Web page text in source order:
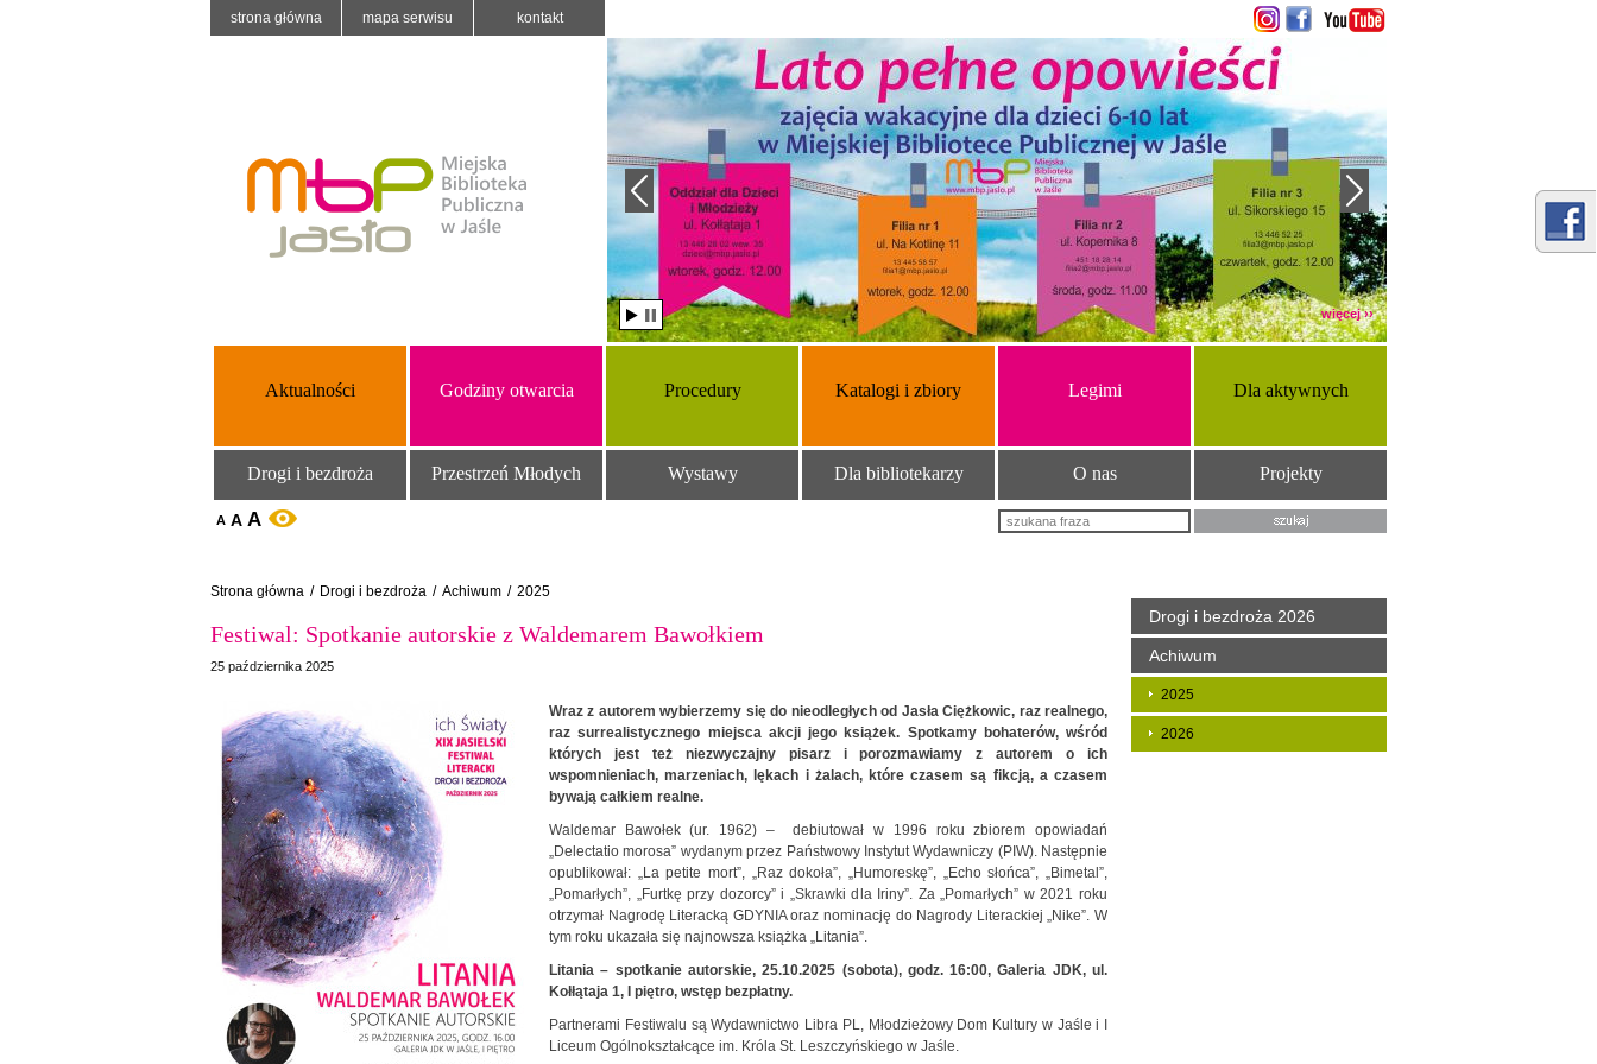
strona główna mapa serwisu kontakt
więcej ››
Aktualności Godziny otwarcia Procedury Katalogi i zbiory Legimi Dla aktywnych
Drogi i bezdroża Przestrzeń Młodych Wystawy Dla bibliotekarzy O nas Projekty
A A A WERSJA KONTRASTOWA
Strona główna / Drogi i bezdroża / Achiwum / 2025
Festiwal: Spotkanie autorskie z Waldemarem Bawołkiem
25 października 2025
Wraz z autorem wybierzemy się do nieodległych od Jasła Ciężkowic, raz realnego,
raz surrealistycznego miejsca akcji jego książek. Spotkamy bohaterów, wśród
których jest też niezwyczajny pisarz i porozmawiamy z autorem o ich
wspomnieniach, marzeniach, lękach i żalach, które czasem są fikcją, a czasem
bywają całkiem realne.
Waldemar Bawołek (ur. 1962) – debiutował w 1996 roku zbiorem opowiadań
„Delectatio morosa” wydanym przez Państwowy Instytut Wydawniczy (PIW). Następnie
opublikował: „La petite mort”, „Raz dokoła”, „Humoreskę”, „Echo słońca”, „Bimetal”,
„Pomarłych”, „Furtkę przy dozorcy” i „Skrawki dla Iriny”. Za „Pomarłych” w 2021 roku
otrzymał Nagrodę Literacką GDYNIA oraz nominację do Nagrody Literackiej „Nike”. W
tym roku ukazała się najnowsza książka „Litania”.
Litania – spotkanie autorskie, 25.10.2025 (sobota), godz. 16:00, Galeria JDK, ul.
Kołłątaja 1, I piętro, wstęp bezpłatny.
Partnerami Festiwalu są Wydawnictwo Libra PL, Młodzieżowy Dom Kultury w Jaśle i I
Liceum Ogólnokształcące im. Króla St. Leszczyńskiego w Jaśle.
Drogi i bezdroża 2026
Achiwum
2025
2026